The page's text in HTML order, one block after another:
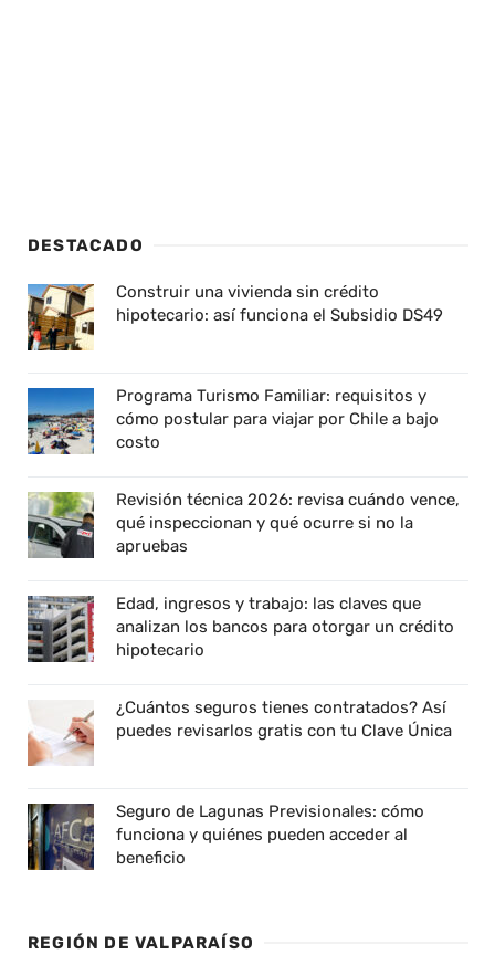
DESTACADO
Construir una vivienda sin crédito
hipotecario: así funciona el Subsidio DS49
Programa Turismo Familiar: requisitos y
cómo postular para viajar por Chile a bajo
costo
Revisión técnica 2026: revisa cuándo vence,
qué inspeccionan y qué ocurre si no la
apruebas
Edad, ingresos y trabajo: las claves que
analizan los bancos para otorgar un crédito
hipotecario
¿Cuántos seguros tienes contratados? Así
puedes revisarlos gratis con tu Clave Única
Seguro de Lagunas Previsionales: cómo
funciona y quiénes pueden acceder al
beneficio
REGIÓN DE VALPARAÍSO